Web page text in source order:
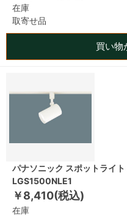
在庫
取寄せ品
買い物
パナソニック スポットライ
LGS1500NLE1
￥8,410(税込)
在庫